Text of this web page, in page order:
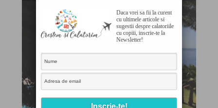
Daca vrei sa fii la curent
cu ultimele articole si
sugestii despre calatoriile
cu copiii, inscrie-te la
Newsletter!